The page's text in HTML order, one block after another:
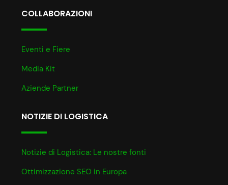
COLLABORAZIONI
Eventi e Fiere
Media Kit
Aziende Partner
NOTIZIE DI LOGISTICA
Notizie di Logistica: Le nostre fonti
Ottimizzazione SEO in Europa